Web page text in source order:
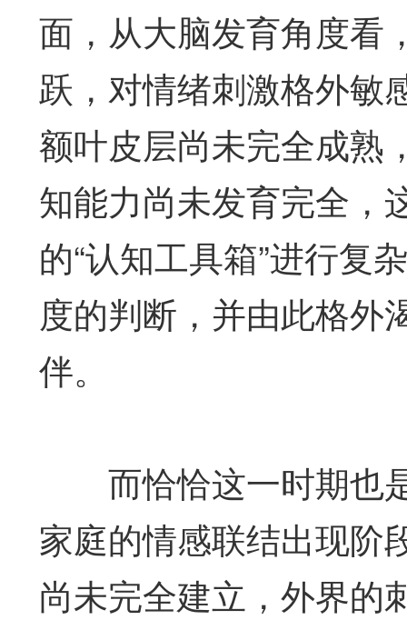
面，从大脑发育角度看
跃，对情绪刺激格外敏
额叶皮层尚未完全成熟
知能力尚未发育完全，
的“认知工具箱”进行复
度的判断，并由此格外
伴。
而恰恰这一时期也是
家庭的情感联结出现阶
尚未完全建立，外界的